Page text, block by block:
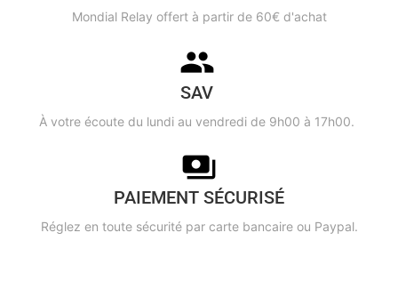
Mondial Relay offert à partir de 60€ d'achat
SAV
À votre écoute du lundi au vendredi de 9h00 à 17h00.
PAIEMENT SÉCURISÉ
Réglez en toute sécurité par carte bancaire ou Paypal.